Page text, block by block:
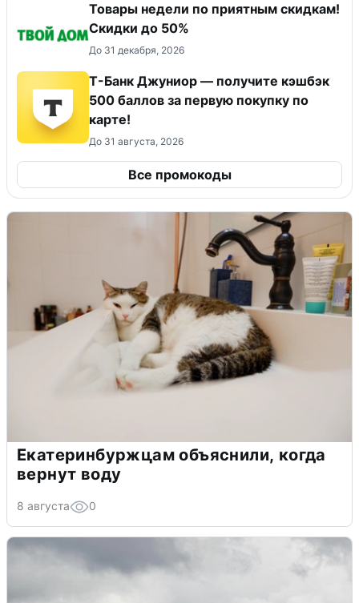
Товары недели по приятным скидкам!
Скидки до 50%
До 31 декабря, 2026
Т-Банк Джуниор — получите кэшбэк
500 баллов за первую покупку по
карте!
До 31 августа, 2026
Все промокоды
Екатеринбуржцам объяснили, когда
вернут воду
8 августа 0